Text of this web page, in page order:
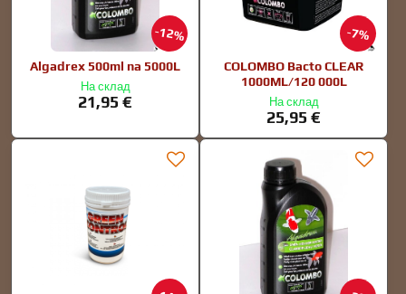
12%
Algadrex 500ml na 5000L
На склад
21,95 €
7%
COLOMBO Bacto CLEAR
1000ML/120 000L
На склад
25,95 €